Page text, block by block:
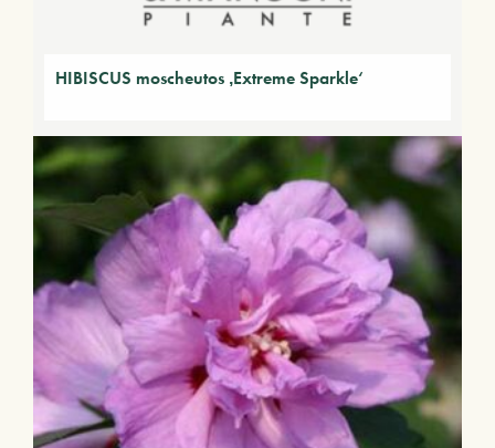
HIBISCUS moscheutos ‚Extreme Sparkle‘